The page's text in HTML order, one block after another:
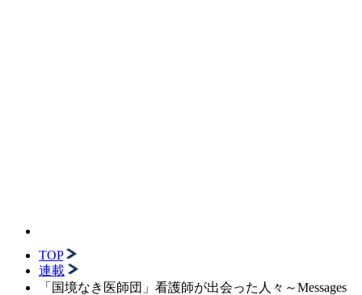
TOP
連載
「国境なき医師団」看護師が出会った人々～Messages